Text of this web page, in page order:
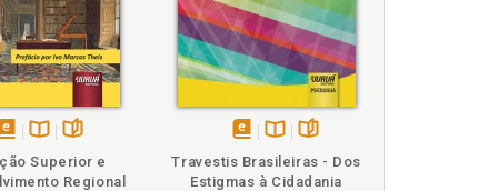
da felicidade, p. 71
científico, p. 56
em
na
Superior e
Regional
na
Travestis Brasileiras - Dos
Estigmas à Cidadania